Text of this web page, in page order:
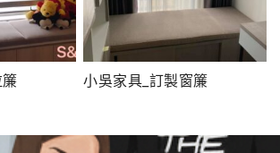
小吳家具_訂製窗簾